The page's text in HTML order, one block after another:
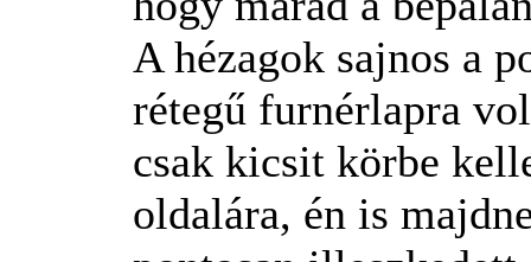
A hézagok sajnos a
rétegű furnérlapra
csak kicsit körbe
oldalára, én is